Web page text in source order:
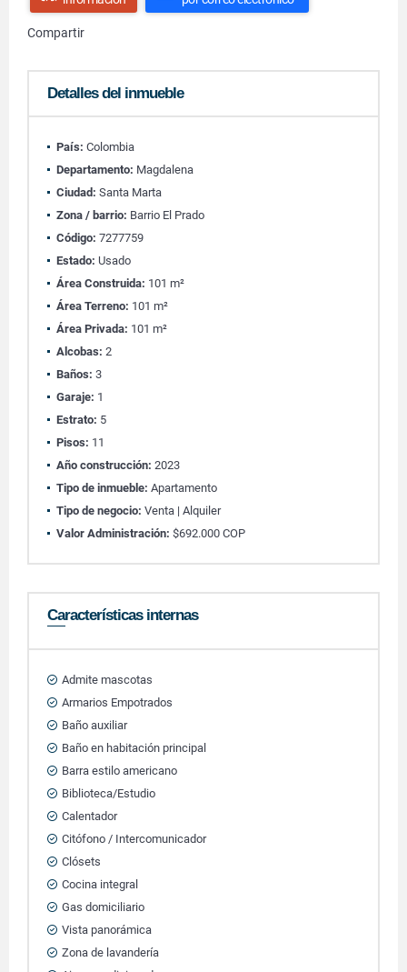
Compartir
Detalles del inmueble
País: Colombia
Departamento: Magdalena
Ciudad: Santa Marta
Zona / barrio: Barrio El Prado
Código: 7277759
Estado: Usado
Área Construida: 101 m²
Área Terreno: 101 m²
Área Privada: 101 m²
Alcobas: 2
Baños: 3
Garaje: 1
Estrato: 5
Pisos: 11
Año construcción: 2023
Tipo de inmueble: Apartamento
Tipo de negocio: Venta | Alquiler
Valor Administración: $692.000 COP
Características internas
Admite mascotas
Armarios Empotrados
Baño auxiliar
Baño en habitación principal
Barra estilo americano
Biblioteca/Estudio
Calentador
Citófono / Intercomunicador
Clósets
Cocina integral
Gas domiciliario
Vista panorámica
Zona de lavandería